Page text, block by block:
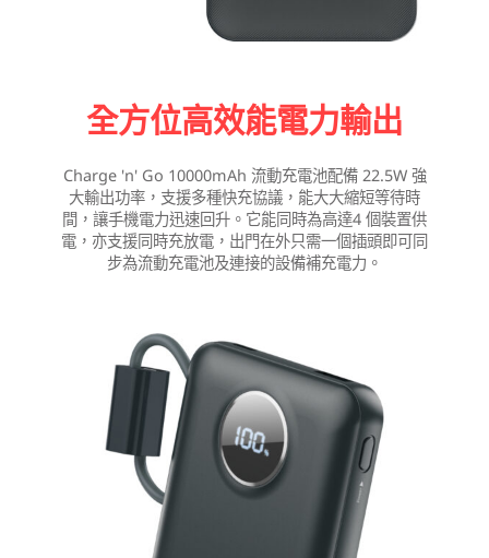
全方位高效能電力輸出
Charge 'n' Go 10000mAh 流動充電池配備 22.5W 強
大輸出功率，支援多種快充協議，能大大縮短等待時
間，讓手機電力迅速回升。它能同時為高達4 個裝置供
電，亦支援同時充放電，出門在外只需一個插頭即可同
步為流動充電池及連接的設備補充電力。